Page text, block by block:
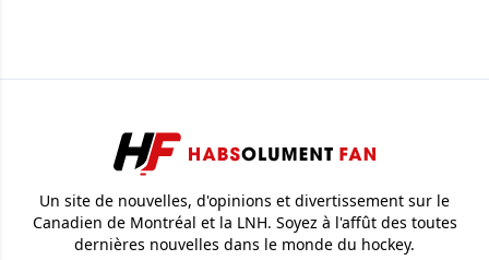
Un site de nouvelles, d'opinions et divertissement sur le
Canadien de Montréal et la LNH. Soyez à l'affût des toutes
dernières nouvelles dans le monde du hockey.